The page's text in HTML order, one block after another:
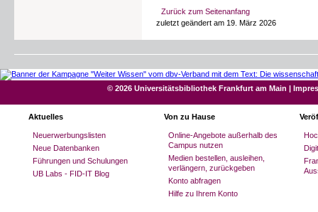
Zurück zum Seitenanfang
zuletzt geändert am 19. März 2026
© 2026 Universitätsbibliothek Frankfurt am Main |
Aktuelles
Neuerwerbungslisten
Neue Datenbanken
Führungen und Schulungen
UB Labs - FID-IT Blog
Von zu Hause
Online-Angebote außerhalb des
Campus nutzen
Medien bestellen, ausleihen,
verlängern, zurückgeben
Konto abfragen
Hilfe zu Ihrem Konto